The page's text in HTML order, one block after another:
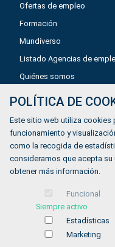
Ofertas de empleo
Formación
Mundiverso
Listado Agencias de
Quiénes somos
Política de privacidad
Política de Cookies
Accesibilidad
POLÍTICA DE
Este sitio web utiliza cookies
funcionamiento y
como la recogida de
consideramos que acepta su
obtener más información.
Funcional
Siempre activo
Estadísticas
Marketing